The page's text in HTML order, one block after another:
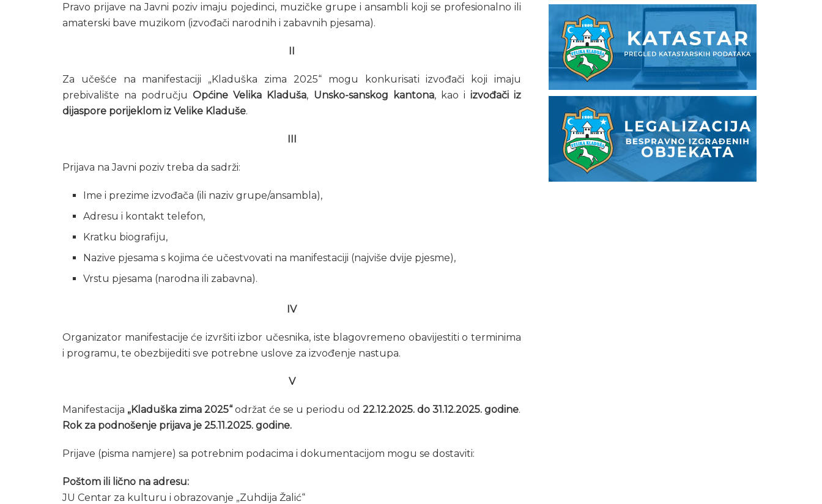
Pravo prijave na Javni poziv imaju pojedinci, muzičke grupe i ansambli koji se profesionalno ili
amaterski bave muzikom (izvođači narodnih i zabavnih pjesama).
II
Za učešće na manifestaciji „Kladuška zima 2025“ mogu konkurisati izvođači koji imaju
prebivalište na područjuOpćine Velika Kladuša, Unsko-sanskog kantona, kao i izvođači iz
dijaspore porijeklom iz Velike Kladuše.
III
Prijava na Javni poziv treba da sadrži:
Ime i prezime izvođača (ili naziv grupe/ansambla),
Adresu i kontakt telefon,
Kratku biografiju,
Nazive pjesama s kojima će učestvovati na manifestaciji (najviše dvije pjesme),
Vrstu pjesama (narodna ili zabavna).
IV
Organizator manifestacije će izvršiti izbor učesnika, iste blagovremeno obavijestiti o terminima
i programu, te obezbijediti sve potrebne uslove za izvođenje nastupa.
V
Manifestacija „Kladuška zima 2025“ održat će se u periodu od 22.12.2025. do 31.12.2025. godine.
Rok za podnošenje prijava je 25.11.2025. godine.
Prijave (pisma namjere) sa potrebnim podacima i dokumentacijom mogu se dostaviti:
Poštom ili lično na adresu:
JU Centar za kulturu i obrazovanje „Zuhdija Žalić“